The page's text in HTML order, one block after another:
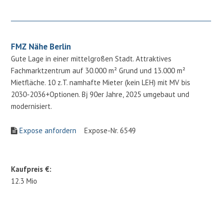
FMZ Nähe Berlin
Gute Lage in einer mittelgroßen Stadt. Attraktives
Fachmarktzentrum auf 30.000 m² Grund und 13.000 m²
Mietfläche. 10 z.T. namhafte Mieter (kein LEH) mit MV bis
2030-2036+Optionen. Bj 90er Jahre, 2025 umgebaut und
modernisiert.
Expose anfordern Expose-Nr. 6549
Kaufpreis €:
12.3 Mio